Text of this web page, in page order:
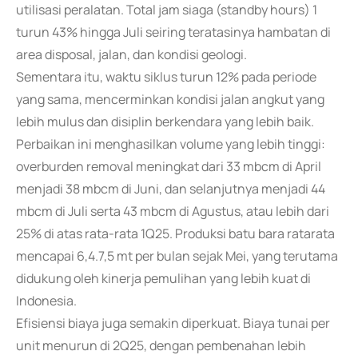
utilisasi peralatan. Total jam siaga (standby hours) 1
turun 43% hingga Juli seiring teratasinya hambatan di
area disposal, jalan, dan kondisi geologi.
Sementara itu, waktu siklus turun 12% pada periode
yang sama, mencerminkan kondisi jalan angkut yang
lebih mulus dan disiplin berkendara yang lebih baik.
Perbaikan ini menghasilkan volume yang lebih tinggi:
overburden removal meningkat dari 33 mbcm di April
menjadi 38 mbcm di Juni, dan selanjutnya menjadi 44
mbcm di Juli serta 43 mbcm di Agustus, atau lebih dari
25% di atas rata-rata 1Q25. Produksi batu bara ratarata
mencapai 6,4.7,5 mt per bulan sejak Mei, yang terutama
didukung oleh kinerja pemulihan yang lebih kuat di
Indonesia.
Efisiensi biaya juga semakin diperkuat. Biaya tunai per
unit menurun di 2Q25, dengan pembenahan lebih